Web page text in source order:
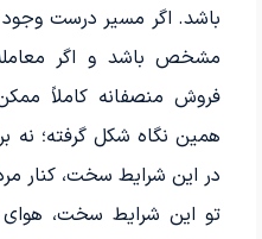
باشد. اگر مسیر درست وجود
مشخص باشد و اگر
فروش منصفانه کاملاً
همین نگاه شکل گرفته؛ نه
در این شرایط سخت، کنار
تو این شرایط سخت، هوای